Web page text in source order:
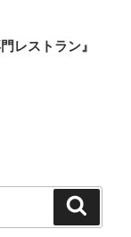
レストラン』